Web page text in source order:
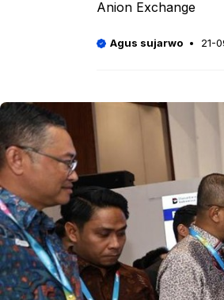
Anion Exchange
Agus sujarwo 21-